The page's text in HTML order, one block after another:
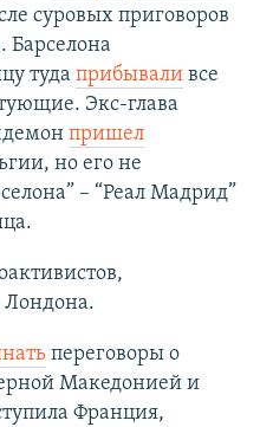
суровых приговоров
Барселона
туда прибываливсе
Экс-глава
пришел
но его не
– “Реал Мадрид”
Лондона.
переговоры о
Македонией и
Франция,